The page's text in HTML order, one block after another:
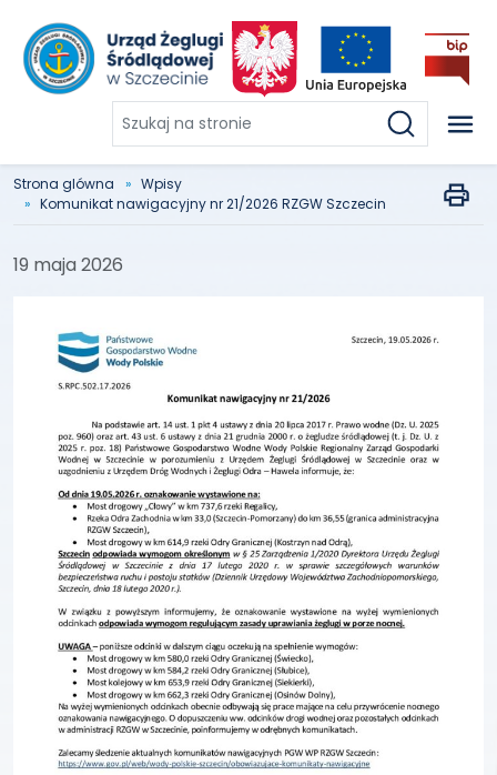
Szukaj
na
stronie
Strona glówna
Wpisy
Komunikat nawigacyjny nr 21/2026 RZGW Szczecin
19 maja 2026